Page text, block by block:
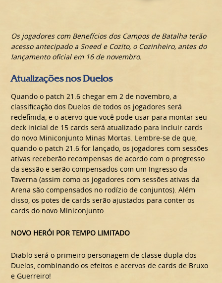
Os jogadores com Benefícios dos Campos de Batalha terão
acesso antecipado a Sneed e Cozito, o Cozinheiro, antes do
lançamento oficial em 16 de novembro.
Atualizações nos Duelos
Quando o patch 21.6 chegar em 2 de novembro, a
classificação dos Duelos de todos os jogadores será
redefinida, e o acervo que você pode usar para montar seu
deck inicial de 15 cards será atualizado para incluir cards
do novo Miniconjunto Minas Mortas. Lembre-se de que,
quando o patch 21.6 for lançado, os jogadores com sessões
ativas receberão recompensas de acordo com o progresso
da sessão e serão compensados com um Ingresso da
Taverna (assim como os jogadores com sessões ativas da
Arena são compensados no rodízio de conjuntos). Além
disso, os potes de cards serão ajustados para conter os
cards do novo Miniconjunto.
NOVO HERÓI POR TEMPO LIMITADO
Diablo será o primeiro personagem de classe dupla dos
Duelos, combinando os efeitos e acervos de cards de Bruxo
e Guerreiro!